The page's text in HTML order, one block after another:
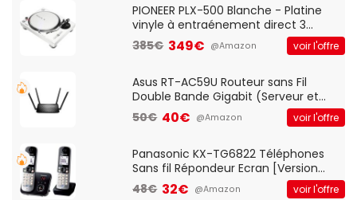
QWERTY UK - Noir
PIONEER PLX-500 Blanche - Platine
vinyle à entraénement direct 3
vitesses (33-45-78 trs/min) avec
pre-ampli intégré et port USB
385€ 349€ @Amazon voir l'offre
Asus RT-AC59U Routeur sans Fil
Double Bande Gigabit (Serveur et
Client VPN, Triple Vlan, Mode Point
d'accès et Bridge, contrôle Parental,
50€ 40€ @Amazon voir l'offre
Panasonic KX-TG6822 Téléphones
Sans fil Répondeur Ecran [Version
Française]
48€ 32€ @Amazon voir l'offre